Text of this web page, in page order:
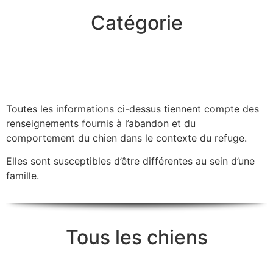
Catégorie
Toutes les informations ci-dessus tiennent compte des
renseignements fournis à l’abandon et du
comportement du chien dans le contexte du refuge.
Elles sont susceptibles d’être différentes au sein d’une
famille.
Tous les chiens